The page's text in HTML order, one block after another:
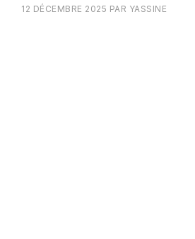
12 DÉCEMBRE 2025 PAR YASSINE